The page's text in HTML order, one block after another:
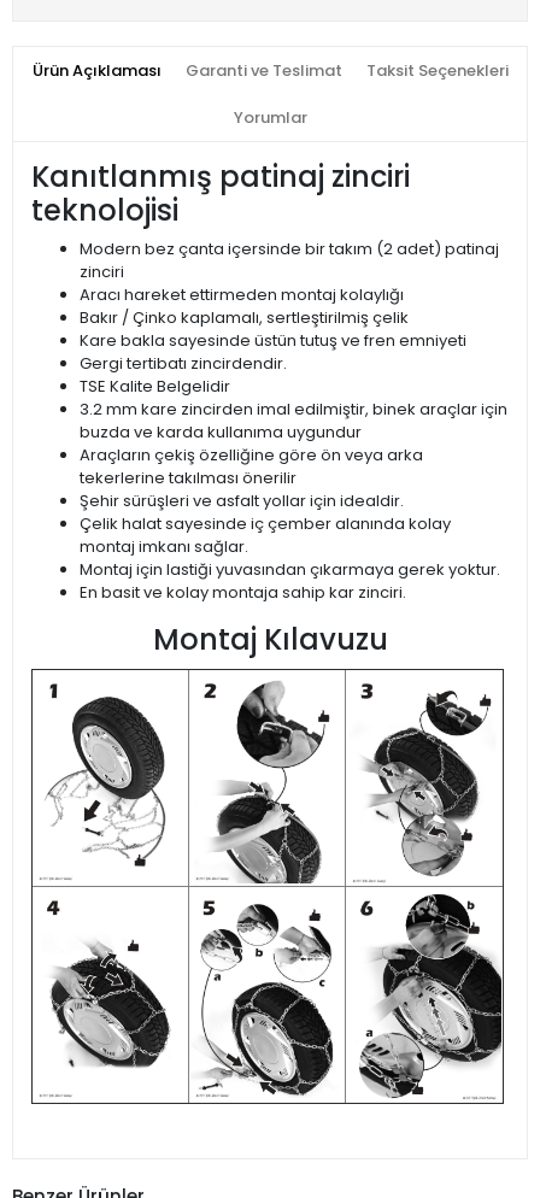
Ürün Açıklaması Garanti ve Teslimat Taksit Seçenekleri
Yorumlar
Kanıtlanmış patinaj zinciri
teknolojisi
Modern bez çanta içersinde bir takım (2 adet) patinaj
zinciri
Aracı hareket ettirmeden montaj kolaylığı
Bakır / Çinko kaplamalı, sertleştirilmiş çelik
Kare bakla sayesinde üstün tutuş ve fren emniyeti
Gergi tertibatı zincirdendir.
TSE Kalite Belgelidir
3.2 mm kare zincirden imal edilmiştir, binek araçlar için
buzda ve karda kullanıma uygundur
Araçların çekiş özelliğine göre ön veya arka
tekerlerine takılması önerilir
Şehir sürüşleri ve asfalt yollar için idealdir.
Çelik halat sayesinde iç çember alanında kolay
montaj imkanı sağlar.
Montaj için lastiği yuvasından çıkarmaya gerek yoktur.
En basit ve kolay montaja sahip kar zinciri.
Montaj Kılavuzu